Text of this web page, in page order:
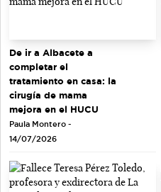
De ir a Albacete a
completar el
tratamiento en casa: la
cirugía de mama
mejora en el HUCU
Paula Montero -
14/07/2026